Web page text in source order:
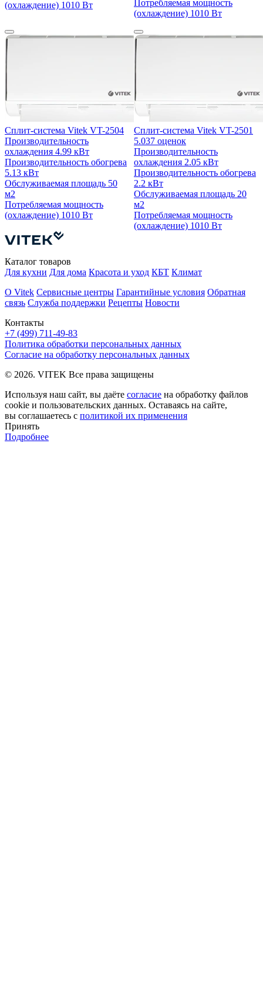
(охлаждение) 1010 Вт
Потребляемая мощность
(охлаждение) 1010 Вт
Сплит-система Vitek VT-2504
Производительность
охлаждения 4.99 кВт
Производительность обогрева
5.13 кВт
Обслуживаемая площадь 50
м2
Потребляемая мощность
(охлаждение) 1010 Вт
Сплит-система Vitek VT-2501
5.037 оценок
Производительность
охлаждения 2.05 кВт
Производительность обогрева
2.2 кВт
Обслуживаемая площадь 20
м2
Потребляемая мощность
(охлаждение) 1010 Вт
Контакты
+7 (499) 711-49-83
Каталог товаров
Для кухни Для дома Красота и уход КБТ Климат
О Vitek Сервисные центры Гарантийные условия Обратная
связь Служба поддержки Рецепты Новости
Политика обработки персональных данных
Согласие на обработку персональных данных
© 2026. VITEK Все права защищены
Используя наш сайт, вы даёте согласие на обработку файлов
cookie и пользовательских данных. Оставаясь на сайте,
вы соглашаетесь с политикой их применения
Принять
Подробнее